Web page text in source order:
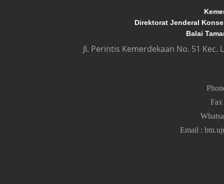
Direktorat Jenderal
Balai
Jl. Perintis Kemerdekaan No. 51
Fax
Email :